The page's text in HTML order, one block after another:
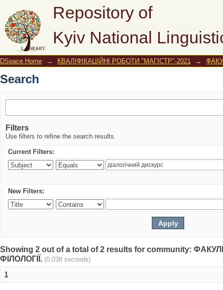
Repository of
Kyiv National
Search
DSpace Home → КВАЛІФІКАЦІЙНІ РОБОТИ "МАГІСТР"-2021 →
Search
Filters
Use filters to refine the search results.
Current Filters:
New Filters:
Showing 2 out of a total of 2 results for community:
ФІЛОЛОГІЇ. (0.038 seconds)
1